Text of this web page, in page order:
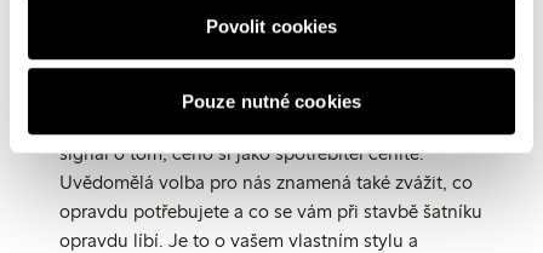
Povolit cookies
Pouze nutné cookies
máte pocit, že dělá vše pro to, aby fungovala
udržitelným způsobem. Může to být také o výběru
kusů vyrobených z udržitelnějších materiálů a
signál o tom, čeho si jako spotřebitel ceníte.
Uvědomělá volba pro nás znamená také zvážit, co
opravdu potřebujete a co se vám při stavbě šatníku
opravdu líbí. Je to o vašem vlastním stylu a